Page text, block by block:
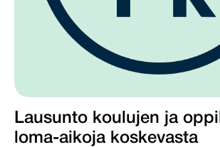
Lausunto koulujen ja
loma-aikoja koskevasta